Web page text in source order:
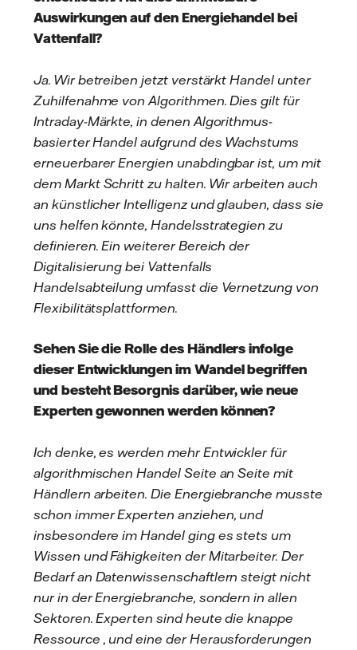
Auswirkungen auf den Energiehandel bei
Vattenfall?
Ja. Wir betreiben jetzt verstärkt Handel unter
Zuhilfenahme von Algorithmen. Dies gilt für
Intraday-Märkte, in denen Algorithmus-
basierter Handel aufgrund des Wachstums
erneuerbarer Energien unabdingbar ist, um mit
dem Markt Schritt zu halten. Wir arbeiten auch
an künstlicher Intelligenz und glauben, dass sie
uns helfen könnte, Handelsstrategien zu
definieren. Ein weiterer Bereich der
Digitalisierung bei Vattenfalls
Handelsabteilung umfasst die Vernetzung von
Flexibilitätsplattformen.
Sehen Sie die Rolle des Händlers infolge
dieser Entwicklungen im Wandel begriffen
und besteht Besorgnis darüber, wie neue
Experten gewonnen werden können?
Ich denke, es werden mehr Entwickler für
algorithmischen Handel Seite an Seite mit
Händlern arbeiten. Die Energiebranche musste
schon immer Experten anziehen, und
insbesondere im Handel ging es stets um
Wissen und Fähigkeiten der Mitarbeiter. Der
Bedarf an Datenwissenschaftlern steigt nicht
nur in der Energiebranche, sondern in allen
Sektoren. Experten sind heute die knappe
Ressource , und eine der Herausforderungen